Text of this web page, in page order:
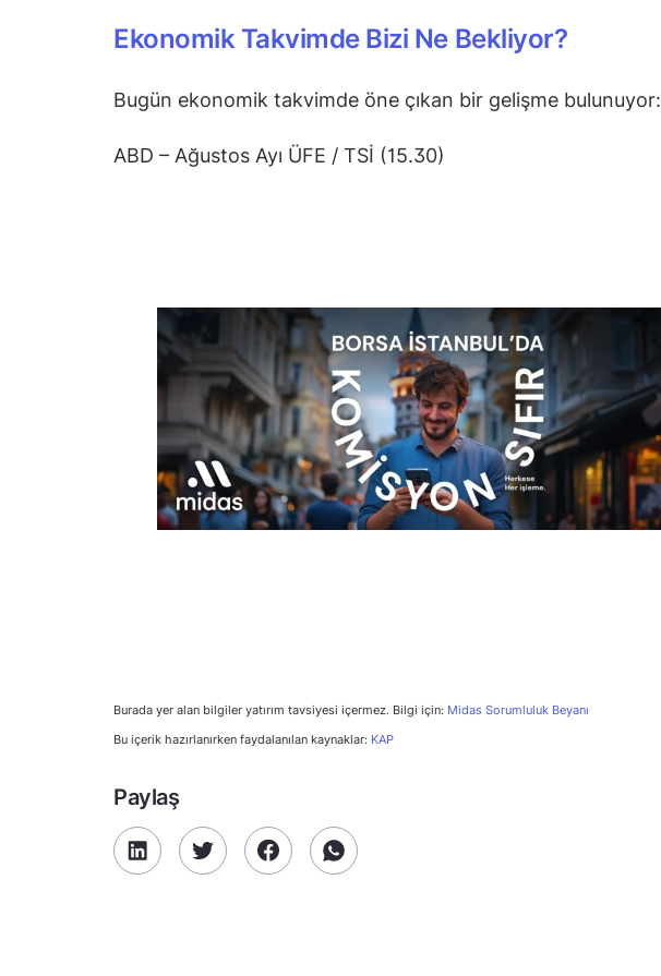
Ekonomik Takvimde Bizi Ne Bekliyor?
Bugün ekonomik takvimde öne çıkan bir gelişme bulunuyor:
ABD – Ağustos Ayı ÜFE / TSİ (15.30)
Burada yer alan bilgiler yatırım tavsiyesi içermez. Bilgi için: Midas Sorumluluk Beyanı
Bu içerik hazırlanırken faydalanılan kaynaklar: KAP
Paylaş